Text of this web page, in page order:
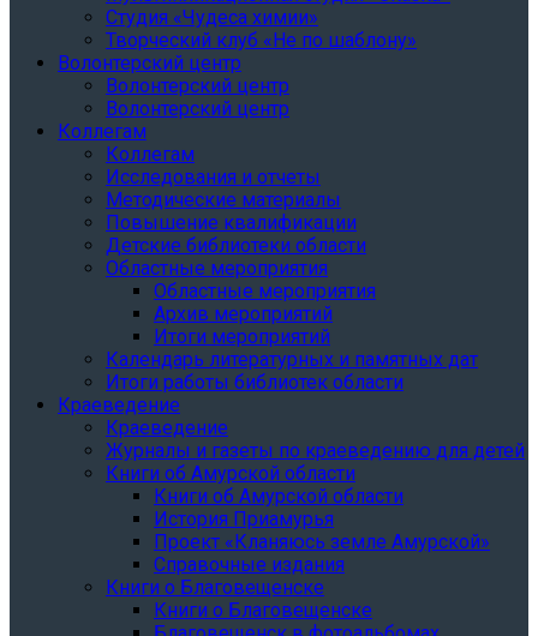
Студия «Чудеса химии»
Творческий клуб «Не по шаблону»
Волонтерский центр
Волонтерский центр
Волонтерский центр
Коллегам
Коллегам
Исследования и отчеты
Методические материалы
Повышение квалификации
Детские библиотеки области
Областные мероприятия
Областные мероприятия
Архив мероприятий
Итоги мероприятий
Календарь литературных и памятных дат
Итоги работы библиотек области
Краеведение
Краеведение
Журналы и газеты по краеведению для детей
Книги об Амурской области
Книги об Амурской области
История Приамурья
Проект «Кланяюсь земле Амурской»
Справочные издания
Книги о Благовещенске
Книги о Благовещенске